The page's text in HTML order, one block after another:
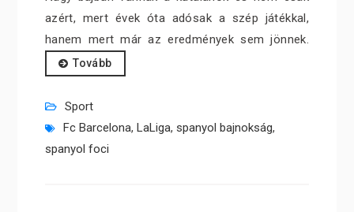
azért, mert évek óta adósak a szép játékkal,
hanem mert már az eredmények sem jönnek.
Tovább
Sport
Fc Barcelona, LaLiga, spanyol bajnokság,
spanyol foci